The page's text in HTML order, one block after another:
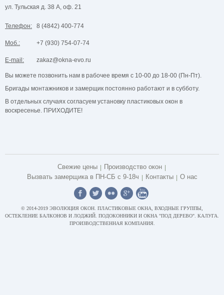
ул. Тульская д. 38 А, оф. 21
Телефон: 8 (4842) 400-774
Моб.: +7 (930) 754-07-74
E-mail: zakaz@okna-evo.ru
Вы можете позвонить нам в рабочее время с 10-00 до 18-00 (Пн-Пт).
Бригады монтажников и замерщик постоянно работают и в субботу.
В отдельных случаях согласуем установку пластиковых окон в
воскресенье. ПРИХОДИТЕ!
Свежие цены
Производство окон
Вызвать замерщика в ПН-СБ с 9-18ч
Контакты О нас
© 2014-2019 ЭВОЛЮЦИЯ ОКОН. ПЛАСТИКОВЫЕ ОКНА, ВХОДНЫЕ ГРУППЫ,
ОСТЕКЛЕНИЕ БАЛКОНОВ И ЛОДЖИЙ. ПОДОКОННИКИ И ОКНА "ПОД ДЕРЕВО". КАЛУГА.
ПРОИЗВОДСТВЕННАЯ КОМПАНИЯ.